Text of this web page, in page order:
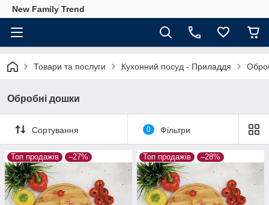
New Family Trend
Товари та послуги Кухонний посуд - Приладдя
Обробні дошки
Сортування 0 Фільтри
Топ продажів –27% Топ продажів –28%